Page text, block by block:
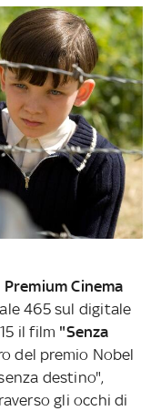
Premium Cinema
465 sul digitale
il film "Senza
del premio Nobel
destino",
gli occhi di